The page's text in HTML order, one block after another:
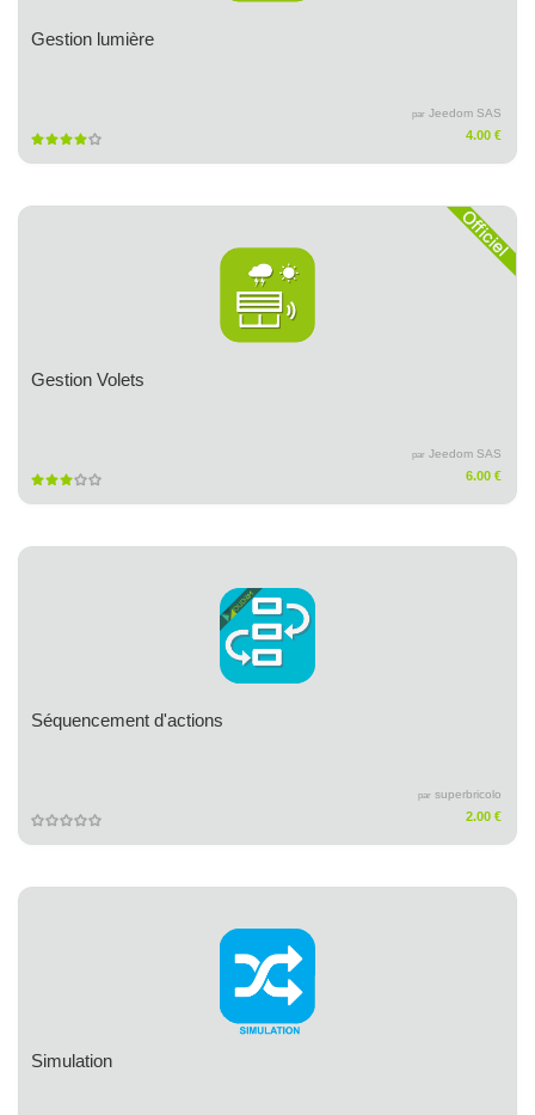
Gestion lumière
par Jeedom SAS
4.00 €
Gestion Volets
par Jeedom SAS
6.00 €
Séquencement d'actions
par superbricolo
2.00 €
Simulation